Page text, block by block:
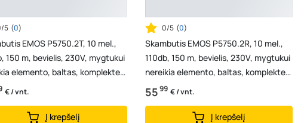
5 (0)
EMOS P5750.2T, 10 mel.,
150 m, bevielis, 230V, mygtukui
elemento, baltas, komplekte 2
€ / vnt.
Į krepšelį
0/5 (0)
Skambutis EMOS P5750.2R, 10 mel.,
110db, 150 m, bevielis, 230V, mygtukui
nereikia elemento, baltas, komplekte 2
skambuči...
5599 € / vnt.
Į krepšelį